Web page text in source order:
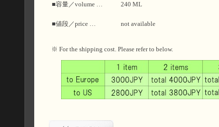
■容量／volume … 240 ML
■値段／price … not available
※ For the shipping cost. Please refer to below.